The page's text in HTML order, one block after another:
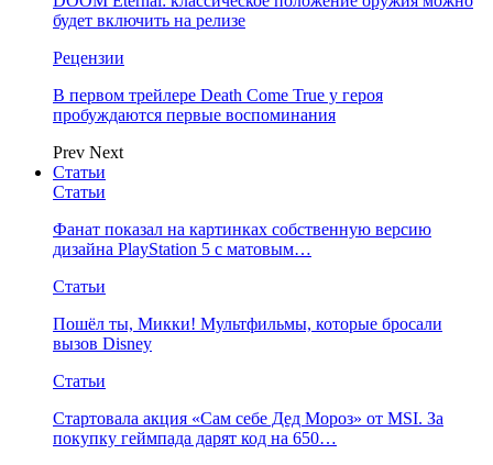
будет включить на релизе
Рецензии
В первом трейлере Death Come True у героя
пробуждаются первые воспоминания
Prev Next
Статьи
Статьи
Фанат показал на картинках собственную версию
дизайна PlayStation 5 с матовым…
Статьи
Пошёл ты, Микки! Мультфильмы, которые бросали
вызов Disney
Статьи
Стартовала акция «Сам себе Дед Мороз» от MSI. За
покупку геймпада дарят код на 650…